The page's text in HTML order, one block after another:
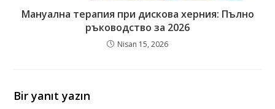
Мануална терапия при дискова херния: Пълно
ръководство за 2026
Nisan 15, 2026
Bir yanıt yazın